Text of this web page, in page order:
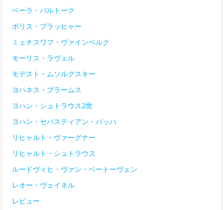
ベーラ・バルトーク
ボリス・ブラッヒャー
ミェチスワフ・ヴァインベルク
モーリス・ラヴェル
モデスト・ムソルグスキー
ヨハネス・ブラームス
ヨハン・シュトラウス2世
ヨハン・セバスティアン・バッハ
リヒャルト・ヴァーグナー
リヒャルト・シュトラウス
ルードヴィヒ・ヴァン・ベートーヴェン
レオー・ヴェイネル
レビュー